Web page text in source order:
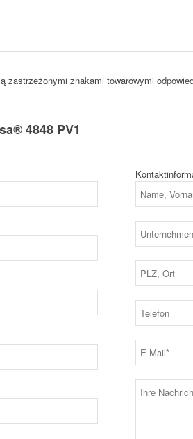
zastrzeżonymi znakami towarowymi
4848 PV1